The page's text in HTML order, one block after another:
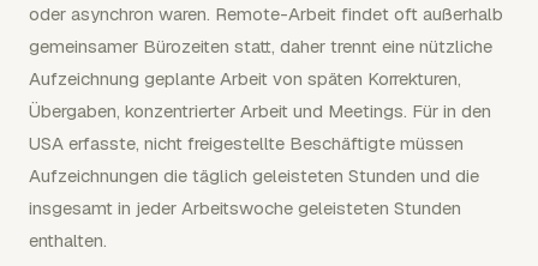
oder asynchron waren. Remote-Arbeit findet oft außerhalb
gemeinsamer Bürozeiten statt, daher trennt eine nützliche
Aufzeichnung geplante Arbeit von späten Korrekturen,
Übergaben, konzentrierter Arbeit und Meetings. Für in den
USA erfasste, nicht freigestellte Beschäftigte müssen
Aufzeichnungen die täglich geleisteten Stunden und die
insgesamt in jeder Arbeitswoche geleisteten Stunden
enthalten.